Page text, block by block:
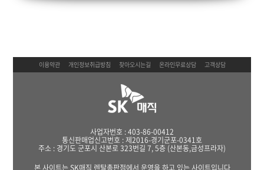
이용약관 개인정보취급방침 찾아오시는길 온라인무료상담 고객상담
사업자번호 : 403-86-00412
통신판매업신고번호 : 제2016-경기군포-0341호
주소 : 경기도 군포시 산본로 323번길 7, 5층 (산본동,금성프라자)
본 사이트는 SK매직 렌탈총판점에서 운영을 하고 있는 사이트입니다